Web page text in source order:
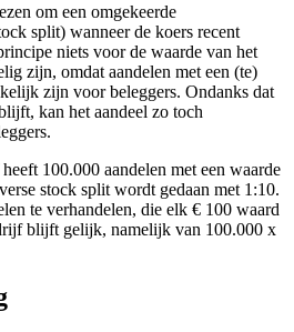
om een omgekeerde
split) wanneer de koers recent
niets voor de waarde van het
zijn, omdat aandelen met een (te)
zijn voor beleggers. Ondanks dat
kan het aandeel zo toch
100.000 aandelen met een waarde
stock split wordt gedaan met 1:10.
te verhandelen, die elk € 100 waard
blijft gelijk, namelijk van 100.000 x